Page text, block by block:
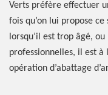
Verts préfère effectuer
fois qu’on lui propose
lorsqu’il est trop âgé,
professionnelles, il est à
opération d’abattage